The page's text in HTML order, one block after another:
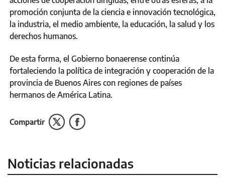
promoción conjunta de la ciencia e innovación tecnológica,
la industria, el medio ambiente, la educación, la salud y los
derechos humanos.
De esta forma, el Gobierno bonaerense continúa
fortaleciendo la política de integración y cooperación de la
provincia de Buenos Aires con regiones de países
hermanos de América Latina.
Compartir
Noticias relacionadas